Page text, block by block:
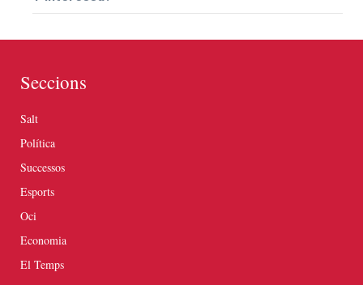
Seccions
Salt
Política
Successos
Esports
Oci
Economia
El Temps